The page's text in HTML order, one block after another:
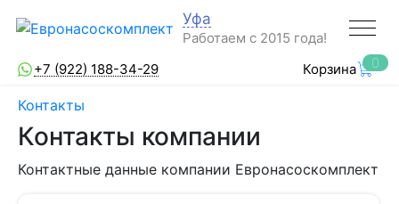
Уфа
Работаем с 2015 года!
+7 (922) 188-34-29
Корзина 0
Контакты
Контакты компании
Контактные данные компании Евронасоскомплект